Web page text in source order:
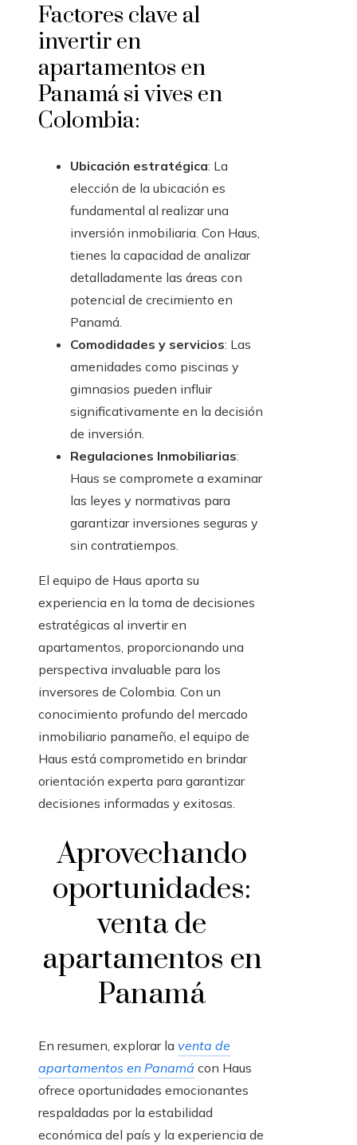
Factores clave al
invertir en
apartamentos en
Panamá si vives en
Colombia:
Ubicación estratégica: La
elección de la ubicación es
fundamental al realizar una
inversión inmobiliaria. Con Haus,
tienes la capacidad de analizar
detalladamente las áreas con
potencial de crecimiento en
Panamá.
Comodidades y servicios: Las
amenidades como piscinas y
gimnasios pueden influir
significativamente en la decisión
de inversión.
Regulaciones Inmobiliarias:
Haus se compromete a examinar
las leyes y normativas para
garantizar inversiones seguras y
sin contratiempos.
El equipo de Haus aporta su
experiencia en la toma de decisiones
estratégicas al invertir en
apartamentos, proporcionando una
perspectiva invaluable para los
inversores de Colombia. Con un
conocimiento profundo del mercado
inmobiliario panameño, el equipo de
Haus está comprometido en brindar
orientación experta para garantizar
decisiones informadas y exitosas.
Aprovechando
oportunidades:
venta de
apartamentos en
Panamá
En resumen, explorar la venta de
apartamentos en Panamá con Haus
ofrece oportunidades emocionantes
respaldadas por la estabilidad
económica del país y la experiencia de